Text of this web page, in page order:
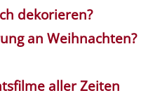
dekorieren?
an Weihnachten?
aller Zeiten